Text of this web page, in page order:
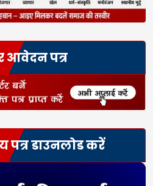
आवेदन पत्र
पत्र डाउनलोड करें